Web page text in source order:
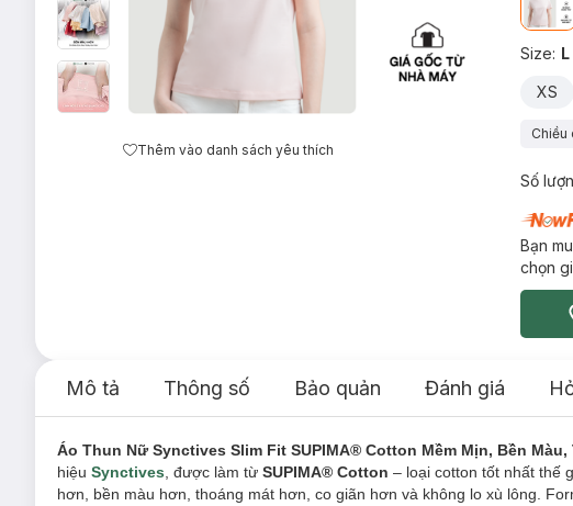
Thêm vào danh sách yêu thích
Size: L
XS
Chiều
Số
Bạn
chọn
Mô tả Thông số Bảo quản Đánh giá
Áo Thun Nữ Synctives Slim Fit SUPIMA® Cotton Mềm Mịn, Bền
hiệu Synctives , được làm từ SUPIMA® Cotton – loại cotton tốt nhất thế
hơn, bền màu hơn, thoáng mát hơn, co giãn hơn và không lo xù lông.